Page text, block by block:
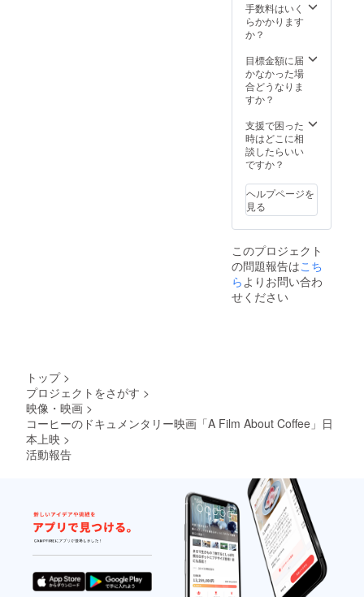
手数料はいく
らかかります
か？
目標金額に届
かなかった場
合どうなりま
すか？
支援で困った
時はどこに相
談したらいい
ですか？
ヘルプページを
見る
このプロジェクト
の問題報告はこち
らよりお問い合わ
せください
トップ >
プロジェクトをさがす >
映像・映画 >
コーヒーのドキュメンタリー映画「A Film About Coffee」日
本上映 >
活動報告